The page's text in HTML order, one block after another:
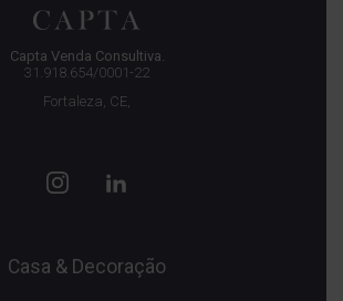
Capta Venda Consultiva.
31.918.654/0001-22
Fortaleza, CE,
Casa & Decoração